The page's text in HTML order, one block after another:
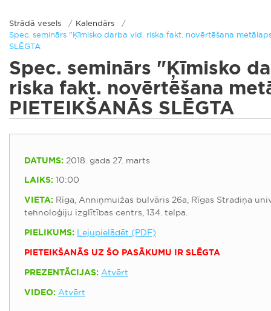
Strādā vesels
Kalendārs
Spec. seminārs "Ķīmisko darba vid. riska fakt. novērtēšana
SLĒGTA
Spec. seminārs "Ķīmisko
riska fakt. novērtēšana
PIETEIKŠANĀS SLĒGTA
DATUMS: 2018. gada 27. marts
LAIKS: 10:00
VIETA: Rīga, Anniņmuižas bulvāris 26a, Rīgas Stradiņa
tehnoloģiju izglītības centrs, 134. telpa.
PIELIKUMS: Lejupielādēt (PDF)
PIETEIKŠANĀS UZ ŠO PASĀKUMU IR SLĒGTA
PREZENTĀCIJAS: Atvērt
VIDEO: Atvērt